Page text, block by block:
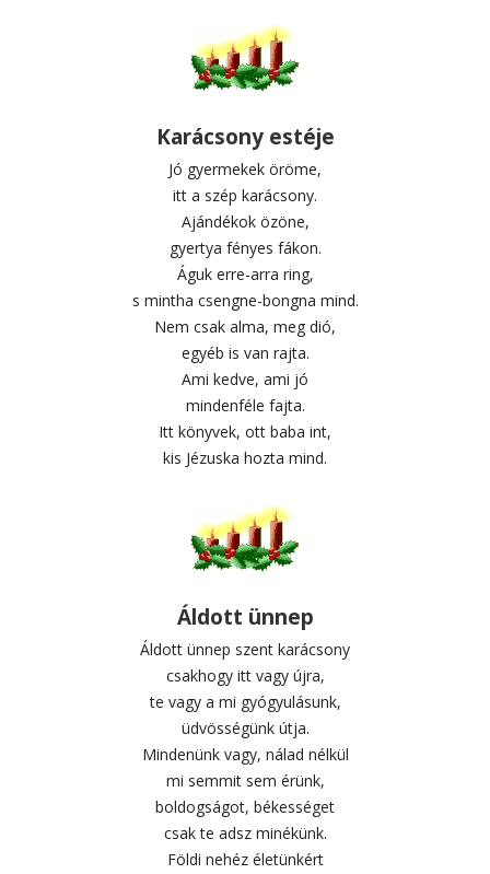
Karácsony estéje
Jó gyermekek öröme,
itt a szép karácsony.
Ajándékok özöne,
gyertya fényes fákon.
Águk erre-arra ring,
s mintha csengne-bongna mind.
Nem csak alma, meg dió,
egyéb is van rajta.
Ami kedve, ami jó
mindenféle fajta.
Itt könyvek, ott baba int,
kis Jézuska hozta mind.
Áldott ünnep
Áldott ünnep szent karácsony
csakhogy itt vagy újra,
te vagy a mi gyógyulásunk,
üdvösségünk útja.
Mindenünk vagy, nálad nélkül
mi semmit sem érünk,
boldogságot, békességet
csak te adsz minékünk.
Földi nehéz életünkért